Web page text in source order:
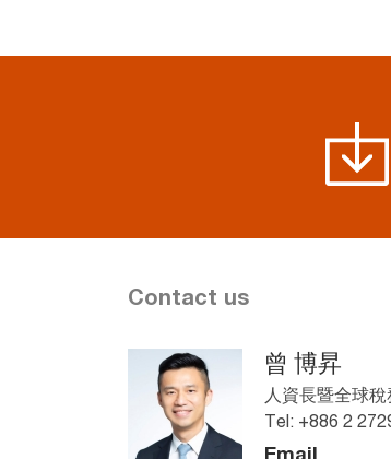
Contact us
曾 博昇
人資長暨全球
Tel: +886 2
Email